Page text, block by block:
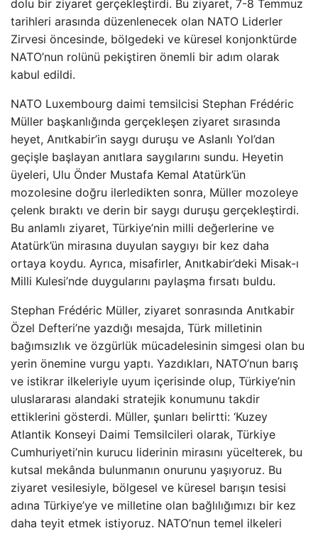
dolu bir ziyaret gerçekleştirdi. Bu ziyaret, 7-8 Temmuz
tarihleri arasında düzenlenecek olan NATO Liderler
Zirvesi öncesinde, bölgedeki ve küresel konjonktürde
NATO’nun rolünü pekiştiren önemli bir adım olarak
kabul edildi.
NATO Luxembourg daimi temsilcisi Stephan Frédéric
Müller başkanlığında gerçekleşen ziyaret sırasında
heyet, Anıtkabir’in saygı duruşu ve Aslanlı Yol’dan
geçişle başlayan anıtlara saygılarını sundu. Heyetin
üyeleri, Ulu Önder Mustafa Kemal Atatürk’ün
mozolesine doğru ilerledikten sonra, Müller mozoleye
çelenk bıraktı ve derin bir saygı duruşu gerçekleştirdi.
Bu anlamlı ziyaret, Türkiye’nin milli değerlerine ve
Atatürk’ün mirasına duyulan saygıyı bir kez daha
ortaya koydu. Ayrıca, misafirler, Anıtkabir’deki Misak-ı
Milli Kulesi’nde duygularını paylaşma fırsatı buldu.
Stephan Frédéric Müller, ziyaret sonrasında Anıtkabir
Özel Defteri’ne yazdığı mesajda, Türk milletinin
bağımsızlık ve özgürlük mücadelesinin simgesi olan bu
yerin önemine vurgu yaptı. Yazdıkları, NATO’nun barış
ve istikrar ilkeleriyle uyum içerisinde olup, Türkiye’nin
uluslararası alandaki stratejik konumunu takdir
ettiklerini gösterdi. Müller, şunları belirtti: ‘Kuzey
Atlantik Konseyi Daimi Temsilcileri olarak, Türkiye
Cumhuriyeti’nin kurucu liderinin mirasını yücelterek, bu
kutsal mekânda bulunmanın onurunu yaşıyoruz. Bu
ziyaret vesilesiyle, bölgesel ve küresel barışın tesisi
adına Türkiye’ye ve milletine olan bağlılığımızı bir kez
daha teyit etmek istiyoruz. NATO’nun temel ilkeleri